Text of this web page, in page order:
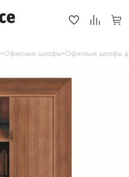
>Офисные шкафы>Офисные шкафы